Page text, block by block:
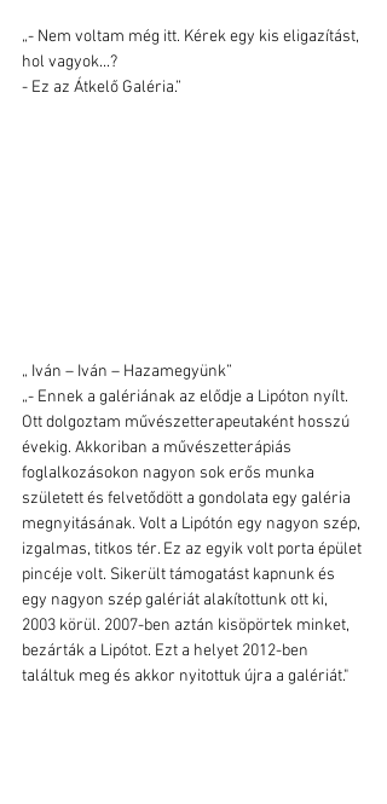
„- Nem voltam még itt. Kérek egy kis eligazítást,
hol vagyok...?
- Ez az Átkelő Galéria.”
„ Iván – Iván – Hazamegyünk”
„- Ennek a galériának az elődje a Lipóton nyílt.
Ott dolgoztam művészetterapeutaként hosszú
évekig. Akkoriban a művészetterápiás
foglalkozásokon nagyon sok erős munka
született és felvetődött a gondolata egy galéria
megnyitásának. Volt a Lipótón egy nagyon szép,
izgalmas, titkos tér. Ez az egyik volt porta épület
pincéje volt. Sikerült támogatást kapnunk és
egy nagyon szép galériát alakítottunk ott ki,
2003 körül. 2007-ben aztán kisöpörtek minket,
bezárták a Lipótot. Ezt a helyet 2012-ben
találtuk meg és akkor nyitottuk újra a galériát."